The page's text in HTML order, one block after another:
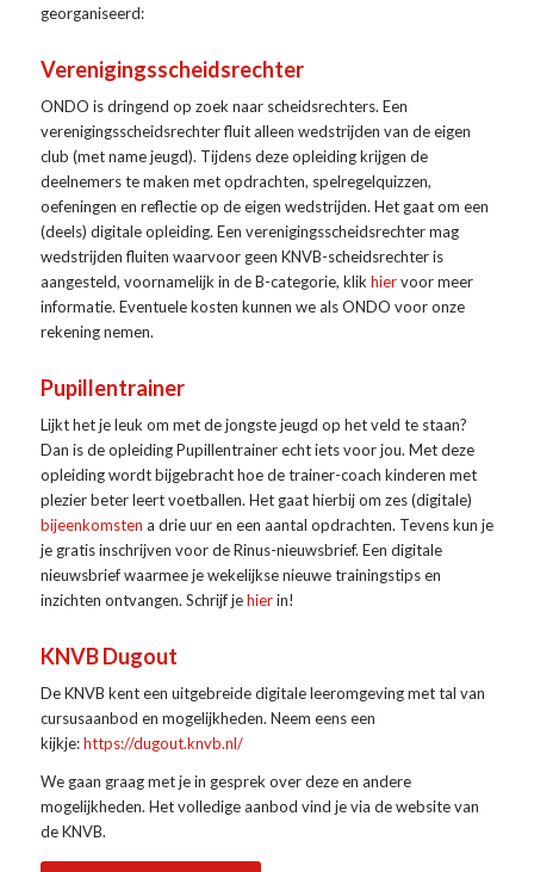
georganiseerd:
Verenigingsscheidsrechter
ONDO is dringend op zoek naar scheidsrechters. Een
verenigingsscheidsrechter fluit alleen wedstrijden van de eigen
club (met name jeugd). Tijdens deze opleiding krijgen de
deelnemers te maken met opdrachten, spelregelquizzen,
oefeningen en reflectie op de eigen wedstrijden. Het gaat om een
(deels) digitale opleiding. Een verenigingsscheidsrechter mag
wedstrijden fluiten waarvoor geen KNVB-scheidsrechter is
aangesteld, voornamelijk in de B-categorie, klik hiervoor meer
informatie. Eventuele kosten kunnen we als ONDO voor onze
rekening nemen.
Pupillentrainer
Lijkt het je leuk om met de jongste jeugd op het veld te staan?
Dan is de opleiding Pupillentrainer echt iets voor jou. Met deze
opleiding wordt bijgebracht hoe de trainer-coach kinderen met
plezier beter leert voetballen. Het gaat hierbij om zes (digitale)
bijeenkomsten a drie uur en een aantal opdrachten. Tevens kun je
je gratis inschrijven voor de Rinus-nieuwsbrief. Een digitale
nieuwsbrief waarmee je wekelijkse nieuwe trainingstips en
inzichten ontvangen. Schrijf jehierin!
KNVB Dugout
De KNVB kent een uitgebreide digitale leeromgeving met tal van
cursusaanbod en mogelijkheden. Neem eens een
kijkje:https://dugout.knvb.nl/
We gaan graag met je in gesprek over deze en andere
mogelijkheden. Het volledige aanbod vind je via de website van
de KNVB.